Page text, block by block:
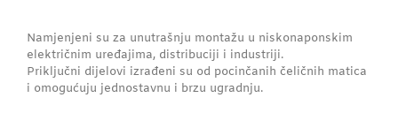
Namjenjeni su za unutrašnju montažu u niskonaponskim
električnim uređajima, distribuciji i industriji.
Priključni dijelovi izrađeni su od pocinčanih čeličnih matica
i omogućuju jednostavnu i brzu ugradnju.